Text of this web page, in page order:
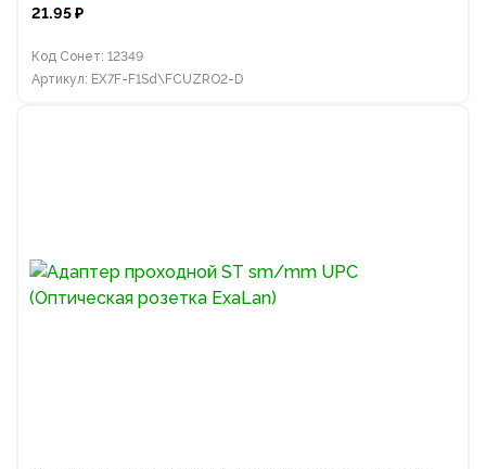
21.95 ₽
Код Сонет: 12349
Артикул: EX7F-F1Sd\FCUZRO2-D